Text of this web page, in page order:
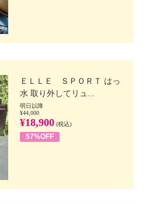
ＥＬＬＥ ＳＰＯＲＴ はっ
水 取り外してリュ...
明日以降
¥44,000
¥18,900 (税込)
57%OFF